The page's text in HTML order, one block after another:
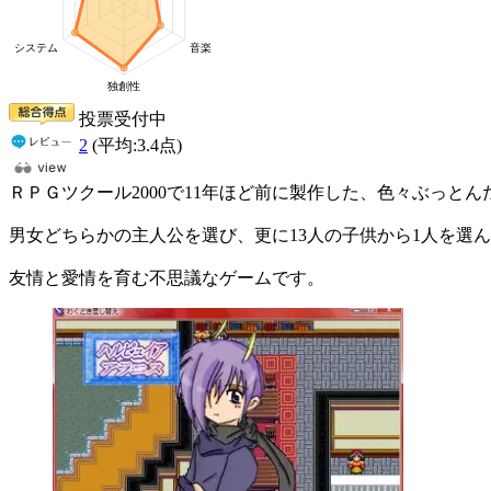
投票受付中
2 (平均:3.4点)
ＲＰＧツクール2000で11年ほど前に製作した、色々ぶっとん
男女どちらかの主人公を選び、更に13人の子供から1人を選
友情と愛情を育む不思議なゲームです。